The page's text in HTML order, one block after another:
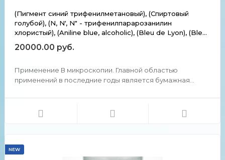
(Пигмент синий трифенилметановый), (Спиртовый
голубой), (N, N', N" - трифенилпарарозанилин
хлористый), (Aniline blue, alcoholic), (Bleu de Lyon), (Bleu
de Nuit), (Bleu Lumiere), (Gentian blue), (Poirier blue).
20000.00 руб.
Применение В микроскопии. Главной областью
применений в последние годы является бумажная
бронзировать в крепких концентрация, которую иногда
NEW